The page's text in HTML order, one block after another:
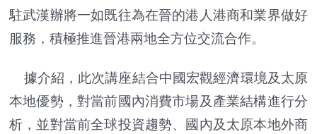
駐武漢辦將一如既往為在晉的港人港商和業界做好
服務，積極推進晉港兩地全方位交流合作。
據介紹，此次講座結合中國宏觀經濟環境及太原
本地優勢，對當前國內消費市場及產業結構進行分
析，並對當前全球投資趨勢、國內及太原本地外商